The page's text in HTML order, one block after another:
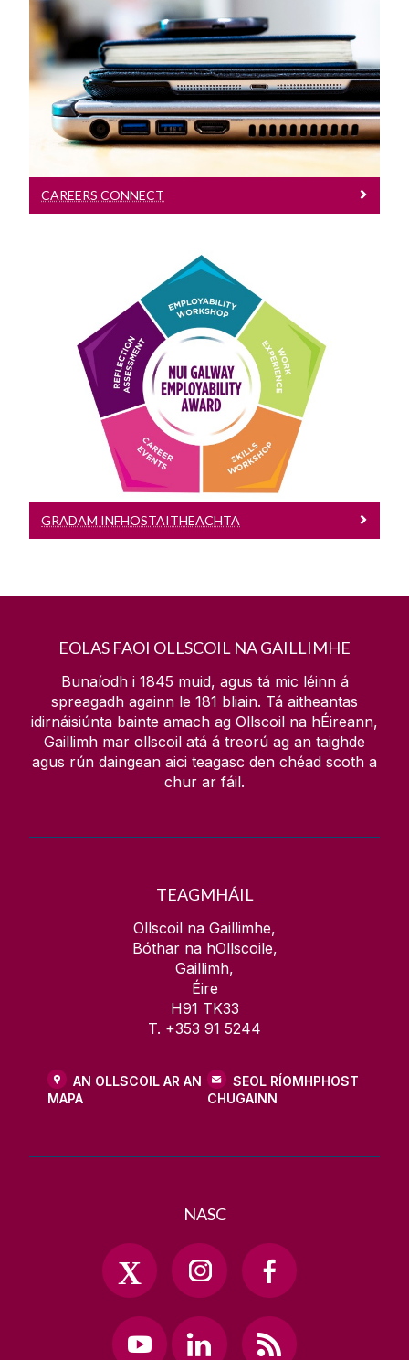
Careers Connect
Logáil isteach do phoist, coinní agus
imeachtaí
CAREERS CONNECT
Gradam Infhostaitheachta
Bí páirteach ann. Faigh Taithí. Faigh
Aird.
GRADAM INFHOSTAITHEACHTA
EOLAS FAOI OLLSCOIL NA GAILLIMHE
Bunaíodh i 1845 muid, agus tá mic léinn á
spreagadh againn le 181 bliain. Tá aitheantas
idirnáisiúnta bainte amach ag Ollscoil na hÉireann,
Gaillimh mar ollscoil atá á treorú ag an taighde
agus rún daingean aici teagasc den chéad scoth a
chur ar fáil.
TEAGMHÁIL
Ollscoil na Gaillimhe,
Bóthar na hOllscoile,
Gaillimh,
Éire
H91 TK33
T. +353 91 5244
AN OLLSCOIL AR AN
MAPA
SEOL RÍOMHPHOST
CHUGAINN
NASC